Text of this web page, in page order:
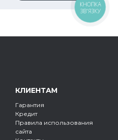
КЛИЕНТАМ
Гарантия
Кредит
Правила использования
сайта
КНОПКА
ЗВ'ЯЗКУ